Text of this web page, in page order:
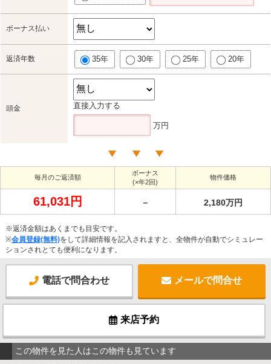
ボーナス払い
返済年数 35年 30年 25年 20年
頭金 直接入力する
万円
毎月のご返済額
ボーナス
(×年2回)
物件価格
61,031円 － 2,180万円
※返済金額はあくまでも目安です。
※会員登録(無料)をして詳細情報を記入されますと、全物件が自動でシミュレー
ションされとても便利になります。
電話で問合わせ メールで問合せ
来店予約
この物件を見た人はこの物件も見ています